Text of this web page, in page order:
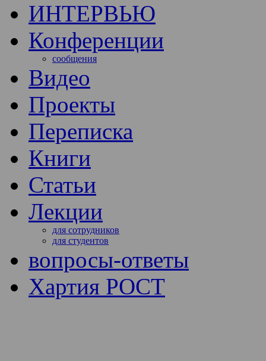
ИНТЕРВЬЮ
Конференции
сообщения
Видео
Проекты
Переписка
Книги
Статьи
Лекции
для сотрудников
для студентов
вопросы-ответы
Хартия РОСТ